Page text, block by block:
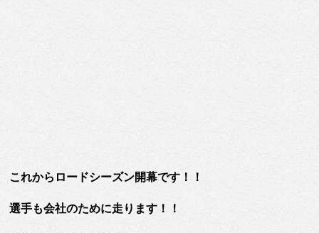
これからロードシーズン開幕です！！
選手も会社のために走ります！！